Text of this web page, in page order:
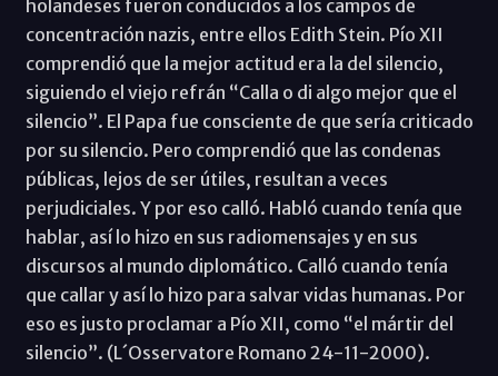
holandeses fueron conducidos a los campos de
concentración nazis, entre ellos Edith Stein. Pío XII
comprendió que la mejor actitud era la del silencio,
siguiendo el viejo refrán “Calla o di algo mejor que el
silencio”. El Papa fue consciente de que sería criticado
por su silencio. Pero comprendió que las condenas
públicas, lejos de ser útiles, resultan a veces
perjudiciales. Y por eso calló. Habló cuando tenía que
hablar, así lo hizo en sus radiomensajes y en sus
discursos al mundo diplomático. Calló cuando tenía
que callar y así lo hizo para salvar vidas humanas. Por
eso es justo proclamar a Pío XII, como “el mártir del
silencio”. (L´Osservatore Romano 24-11-2000).